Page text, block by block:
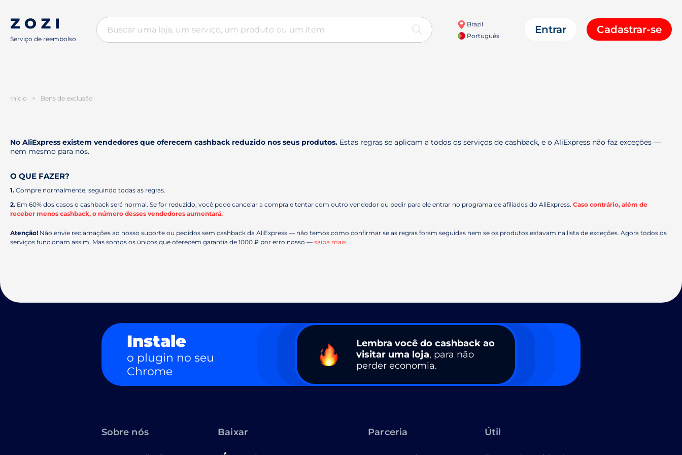
Serviço de reembolso
Brazil
Português
Entrar Cadastrar-se
Início > Bens de exclusão
No AliExpress existem vendedores que oferecem cashback reduzido nos seus produtos. Estas regras se aplicam a todos os serviços de cashback, e o AliExpress não faz exceções —
nem mesmo para nós.
O QUE FAZER?
1. Compre normalmente, seguindo todas as regras.
2. Em 60% dos casos o cashback será normal. Se for reduzido, você pode cancelar a compra e tentar com outro vendedor ou pedir para ele entrar no programa de afiliados do AliExpress. Caso contrário, além de
receber menos cashback, o número desses vendedores aumentará.
Atenção! Não envie reclamações ao nosso suporte ou pedidos sem cashback da AliExpress — não temos como confirmar se as regras foram seguidas nem se os produtos estavam na lista de exceções. Agora todos os
serviços funcionam assim. Mas somos os únicos que oferecem garantia de 1000 ₽ por erro nosso — saiba mais.
Instale
o plugin no seu
Chrome
Lembra você do cashback ao
visitar uma loja, para não
perder economia.
Sobre nós Baixar Parceria Útil